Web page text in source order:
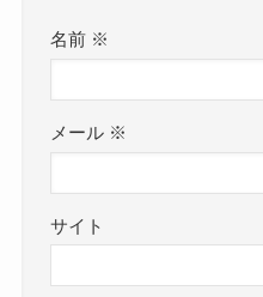
名前 ※
メール ※
サイト